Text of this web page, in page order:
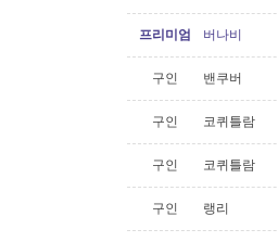
프리미엄 버나비
구인 밴쿠버
구인 코퀴틀람
구인 코퀴틀람
구인 랭리